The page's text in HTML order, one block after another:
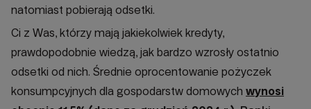
natomiast pobierają odsetki.
Ci z Was, którzy mają jakiekolwiek kredyty,
prawdopodobnie wiedzą, jak bardzo wzrosły ostatnio
odsetki od nich. Średnie oprocentowanie pożyczek
konsumpcyjnych dla gospodarstw domowych wynosi